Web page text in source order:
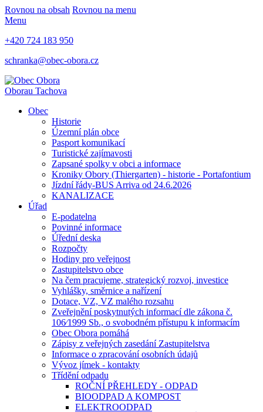
Rovnou na obsah Rovnou na menu
Menu
+420 724 183 950
schranka@obec-obora.cz
Oborau Tachova
Obec
Historie
Územní plán obce
Pasport komunikací
Turistické zajímavosti
Zapsané spolky v obci a informace
Kroniky Obory (Thiergarten) - historie - Portafontium
Jízdní řády-BUS Arriva od 24.6.2026
KANALIZACE
Úřad
E-podatelna
Povinné informace
Úřední deska
Rozpočty
Hodiny pro veřejnost
Zastupitelstvo obce
Na čem pracujeme, strategický rozvoj, investice
Vyhlášky, směrnice a nařízení
Dotace, VZ, VZ malého rozsahu
Zveřejnění poskytnutých informací dle zákona č.
106⁄1999 Sb., o svobodném přístupu k informacím
Obec Obora pomáhá
Zápisy z veřejných zasedání Zastupitelstva
Informace o zpracování osobních údajů
Vývoz jímek - kontakty
Třídění odpadu
ROČNÍ PŘEHLEDY - ODPAD
BIOODPAD A KOMPOST
ELEKTROODPAD